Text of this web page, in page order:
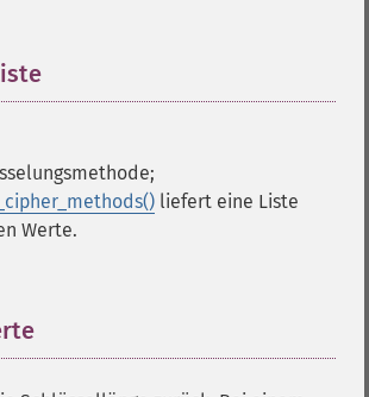
liefert eine Liste
Werte.